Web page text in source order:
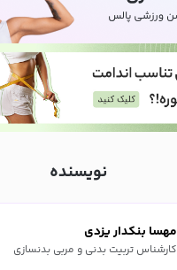
نویسنده
مهسا بنکدار یزدی
کارشناس تربیت بدنی و مربی بدنسازی